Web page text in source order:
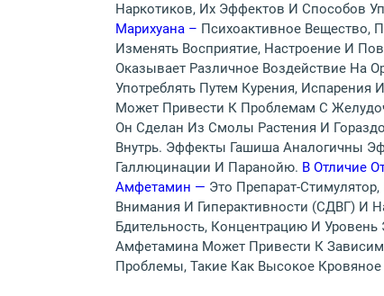
Наркотиков, Их Эффектов И Способов
Марихуана – Психоактивное Вещество,
Изменять Восприятие, Настроение И
Оказывает Различное Воздействие На
Употреблять Путем Курения,
Может Привести К Проблемам С
Он Сделан Из Смолы Растения И
Внутрь. Эффекты Гашиша Аналогичны
Галлюцинации И Паранойю. В Отличие
Амфетамин — Это Препарат-
Внимания И Гиперактивности (СДВГ) И
Бдительность, Концентрацию И
Амфетамина Может Привести К
Проблемы, Такие Как Высокое